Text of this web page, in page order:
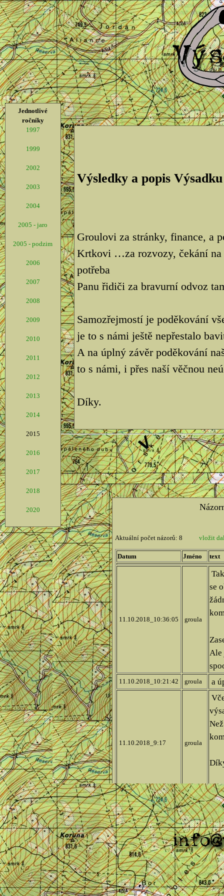
Jednotlivé
ročníky
1997
1999
2002
2003
2004
2005 - jaro
2005 - podzim
2006
2007
2008
2009
2010
2011
2012
2013
2014
2015
2016
2017
2018
2020
Výsledky a popis Výsadku
Groulovi za stránky, finance, a
Krtkovi …za rozvozy, čekání na
potřeba
Panu řidiči za bravurní odvoz
Samozřejmostí je poděkování
je to s námi ještě nepřestalo
A na úplný závěr poděkování
to s námi, i přes naší věčnou
Díky.